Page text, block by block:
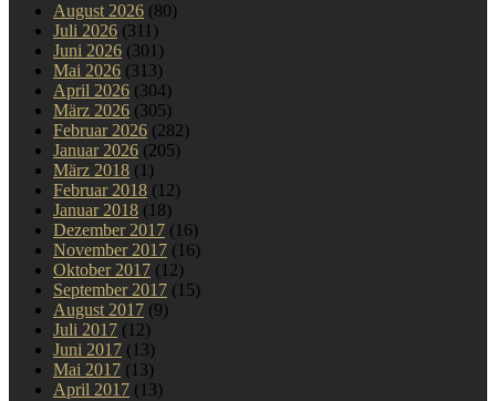
August 2026 (80)
Juli 2026 (311)
Juni 2026 (301)
Mai 2026 (313)
April 2026 (304)
März 2026 (305)
Februar 2026 (282)
Januar 2026 (205)
März 2018 (1)
Februar 2018 (12)
Januar 2018 (18)
Dezember 2017 (16)
November 2017 (16)
Oktober 2017 (12)
September 2017 (15)
August 2017 (9)
Juli 2017 (12)
Juni 2017 (13)
Mai 2017 (13)
April 2017 (13)